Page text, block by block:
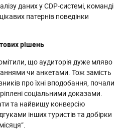
даних у CDP-системі, команді
патернів поведінки
рішень
що аудиторія дуже мляво
чи анкетами. Тож замість
про їхні вподобання, почали
соціальними доказами.
та найвищу конверсію
інших туристів та добірки